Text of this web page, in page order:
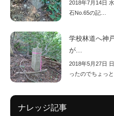
2018年7月14日
石No.65の記…
学校林道へ神
が…
2018年5月27日
ったのでちょっ
ナレッジ記事